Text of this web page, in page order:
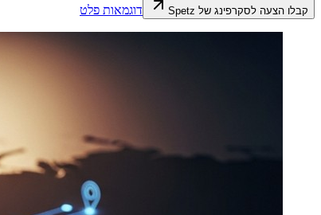
קבלו הצעה לסקרפינג של Spetz דוגמאות פלט